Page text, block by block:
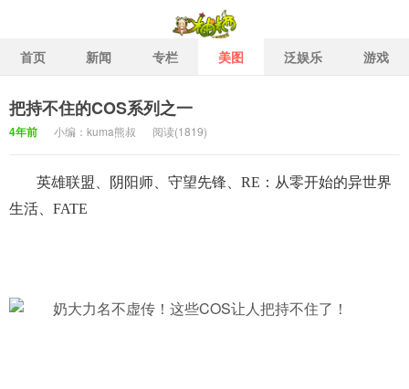
柚栖二次元社区 二次元泛娱
首页 新闻 专栏 美图 泛娱乐 游戏
把持不住的COS系列之一
4年前 小编：kuma熊叔 阅读(1819)
英雄联盟、阴阳师、守望先锋、RE：从零开始的异世界
生活、FATE